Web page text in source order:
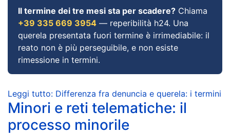
Il termine dei tre mesi sta per scadere? Chiama
+39 335 669 3954 — reperibilità h24. Una
querela presentata fuori termine è irrimediabile: il
reato non è più perseguibile, e non esiste
rimessione in termini.
Leggi tutto: Differenza fra denuncia e querela: i termini
Minori e reti telematiche: il
processo minorile